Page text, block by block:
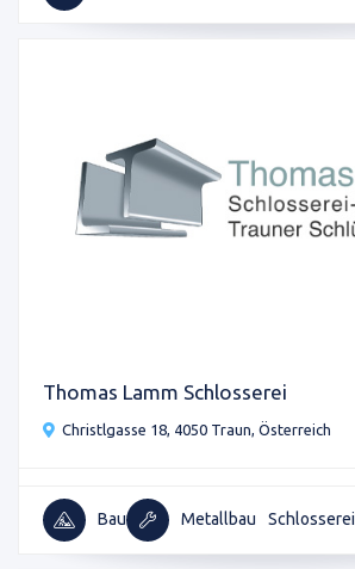
Thomas Lamm Schlosserei
Christlgasse 18, 4050 Traun, Österreich
Bau Metallbau Schlosserei